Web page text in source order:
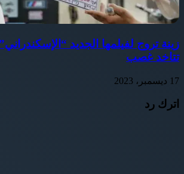
زينة تروج لفيلمها الجديد
تتاخد غصب
17 ديسمبر، 2023
اترك رد